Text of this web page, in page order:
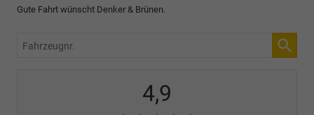
Gute Fahrt wünscht Denker & Brünen.
Fahrzeugnr.
4,9